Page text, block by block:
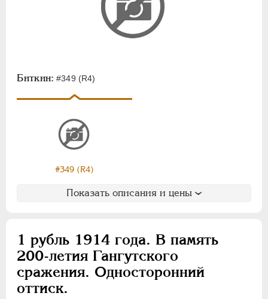
Биткин: #349 (R4)
#349 (R4)
Показать описания и цены
1 рубль 1914 года. В память
200-летия Гангутского
сражения. Односторонний
оттиск.
Памятные и донативные
ИНОСТРАННЫЕ 1768-1918